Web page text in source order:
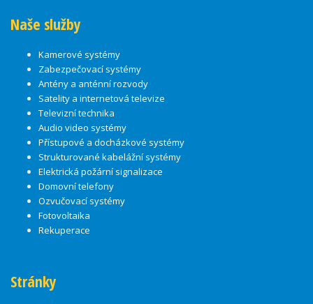
Naše služby
Kamerové systémy
Zabezpečovací systémy
Antény a anténní rozvody
Satelity a internetová televize
Televizní technika
Audio video systémy
Přístupové a docházkové systémy
Strukturované kabelážní systémy
Elektrická požární signalizace
Domovní telefony
Ozvučovací systémy
Fotovoltaika
Rekuperace
Stránky